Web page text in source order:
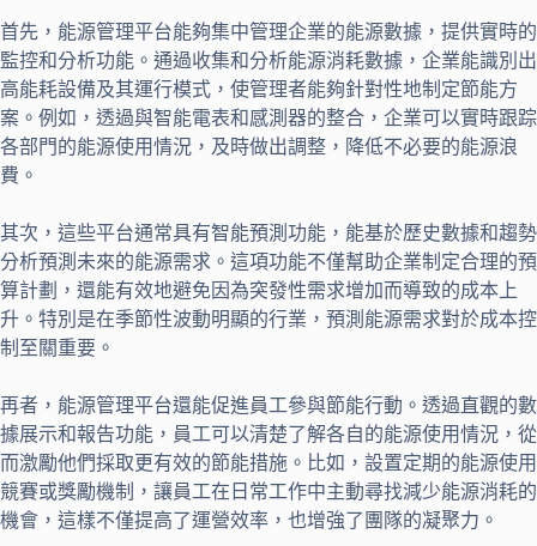
首先，能源管理平台能夠集中管理企業的能源數據，提供實時的
監控和分析功能。通過收集和分析能源消耗數據，企業能識別出
高能耗設備及其運行模式，使管理者能夠針對性地制定節能方
案。例如，透過與智能電表和感測器的整合，企業可以實時跟踪
各部門的能源使用情況，及時做出調整，降低不必要的能源浪
費。
其次，這些平台通常具有智能預測功能，能基於歷史數據和趨勢
分析預測未來的能源需求。這項功能不僅幫助企業制定合理的預
算計劃，還能有效地避免因為突發性需求增加而導致的成本上
升。特別是在季節性波動明顯的行業，預測能源需求對於成本控
制至關重要。
再者，能源管理平台還能促進員工參與節能行動。透過直觀的數
據展示和報告功能，員工可以清楚了解各自的能源使用情況，從
而激勵他們採取更有效的節能措施。比如，設置定期的能源使用
競賽或獎勵機制，讓員工在日常工作中主動尋找減少能源消耗的
機會，這樣不僅提高了運營效率，也增強了團隊的凝聚力。